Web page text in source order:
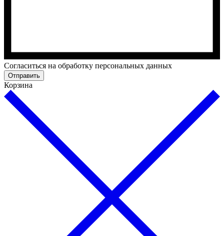
Cогласиться на обработку персональных данных
Отправить
Корзина